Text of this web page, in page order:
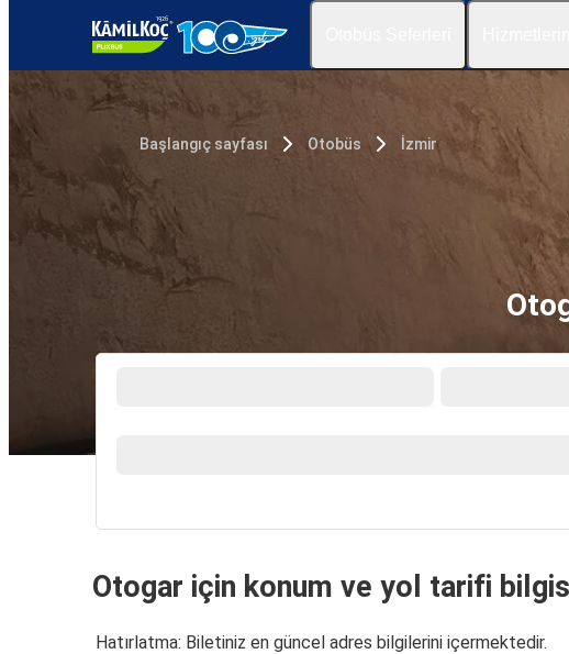
Başlangıç sayfası Otobüs İzmir
Otogar için konum ve yol tarifi
Hatırlatma: Biletiniz en güncel adres bilgilerini içermektedir.